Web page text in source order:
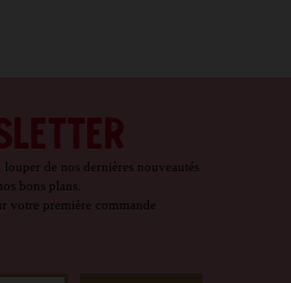
de nos dernières nouveautés
bons plans.
votre première commande